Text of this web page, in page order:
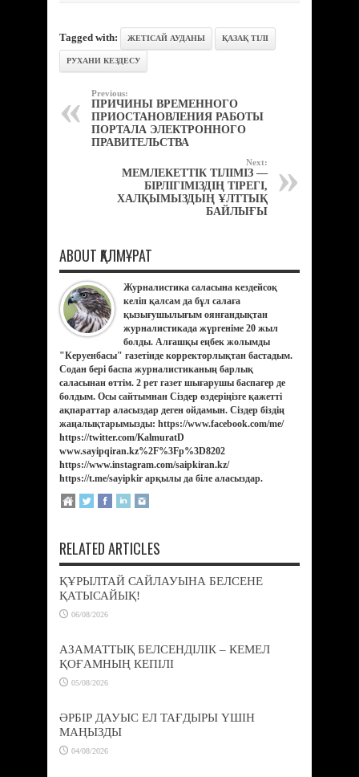
Tagged with: ЖЕТІСАЙ АУДАНЫ ҚАЗАҚ ТІЛІ
РУХАНИ КЕЗДЕСУ
Previous:
ПРИЧИНЫ ВРЕМЕННОГО
ПРИОСТАНОВЛЕНИЯ РАБОТЫ
ПОРТАЛА ЭЛЕКТРОННОГО
ПРАВИТЕЛЬСТВА
Next:
МЕМЛЕКЕТТІК ТІЛІМІЗ —
БІРЛІГІМІЗДІҢ ТІРЕГІ,
ХАЛҚЫМЫЗДЫҢ ҰЛТТЫҚ
БАЙЛЫҒЫ
ABOUT ҚАЛМҰРАТ
Журналистика саласына кездейсоқ
келіп қалсам да бұл салаға
қызығушылығым оянғандықтан
журналистикада жүргеніме 20 жыл
болды. Алғашқы еңбек жолымды
"Керуенбасы" газетінде корректорлықтан бастадым.
Содан бері баспа журналистиканың барлық
саласынан өттім. 2 рет газет шығарушы баспагер де
болдым. Осы сайтымнан Сіздер өздеріңізге қажетті
ақпараттар аласыздар деген ойдамын. Сіздер біздің
жаңалықтарымызды: https://www.facebook.com/me/
https://twitter.com/KalmuratD
www.sayipqiran.kz%2F%3Fp%3D8202
https://www.instagram.com/saipkiran.kz/
https://t.me/sayipkir арқылы да біле аласыздар.
RELATED ARTICLES
ҚҰРЫЛТАЙ САЙЛАУЫНА БЕЛСЕНЕ
ҚАТЫСАЙЫҚ!
06/08/2026
АЗАМАТТЫҚ БЕЛСЕНДІЛІК – КЕМЕЛ
ҚОҒАМНЫҢ КЕПІЛІ
05/08/2026
ӘРБІР ДАУЫС ЕЛ ТАҒДЫРЫ ҮШІН
МАҢЫЗДЫ
04/08/2026